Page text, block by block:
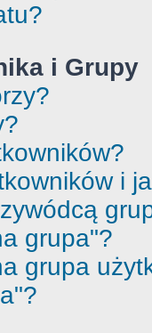
i Grupy
i
grupa"?
grupa